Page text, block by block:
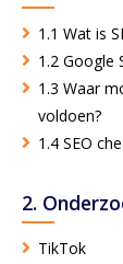
1.1 Wat is
1.2 Google
1.3 Waar
voldoen?
1.4 SEO
2.
TikTok